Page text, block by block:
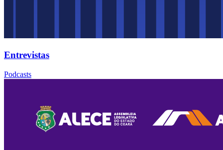
Entrevistas
Podcasts